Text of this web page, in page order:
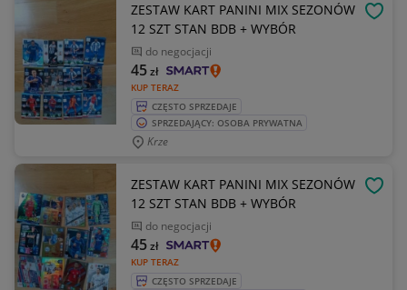
ZESTAW KART PANINI MIX SEZONÓW
12 SZT STAN BDB + WYBÓR
do negocjacji
KUP TERAZ
45zł
CZĘSTO SPRZEDAJE
SPRZEDAJĄCY: OSOBA PRYWATNA
Krze
ZESTAW KART PANINI MIX SEZONÓW
12 SZT STAN BDB + WYBÓR
do negocjacji
KUP TERAZ
45zł
CZĘSTO SPRZEDAJE